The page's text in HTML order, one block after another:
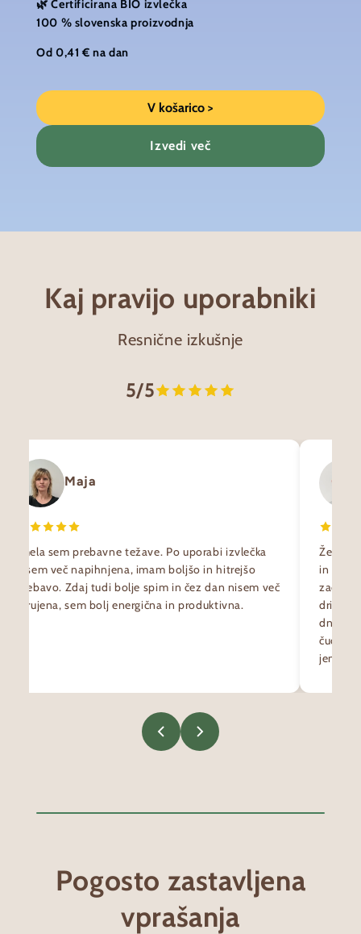
🌿 Certificirana BIO izvlečka
100 % slovenska proizvodnja
Od 0,41 € na dan
V košarico >
Izvedi več
Kaj pravijo uporabniki
Resnične izkušnje
5/5
Maja
Imela sem prebavne težave. Po uporabi izvlečka
nisem več napihnjena, imam boljšo in hitrejšo
prebavo. Zdaj tudi bolje spim in čez dan nisem več
utrujena, sem bolj energična in produktivna.
Že
in
začel
drisko
dneh
jemala
Pogosto zastavljena
vprašanja